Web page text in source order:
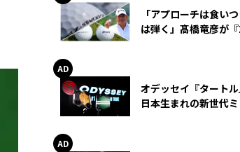
「アプローチは食い
は弾く」髙橋竜彦が
オデッセイ『タート
日本生まれの新世代